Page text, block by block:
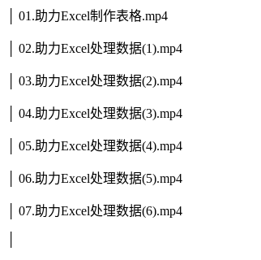
│ 01.助力Excel制作表格.mp4
│ 02.助力Excel处理数据(1).mp4
│ 03.助力Excel处理数据(2).mp4
│ 04.助力Excel处理数据(3).mp4
│ 05.助力Excel处理数据(4).mp4
│ 06.助力Excel处理数据(5).mp4
│ 07.助力Excel处理数据(6).mp4